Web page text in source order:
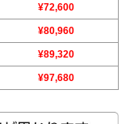
¥72,600
¥80,960
¥89,320
¥97,680